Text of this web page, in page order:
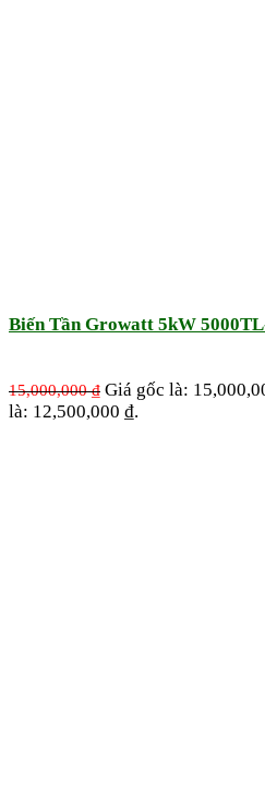
Biến Tần Growatt 5kW
15,000,000₫ Giá gốc là:
là: 12,500,000 ₫.